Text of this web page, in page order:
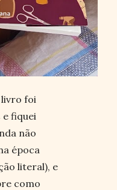
foi
fiquei
não
época
literal), e
como